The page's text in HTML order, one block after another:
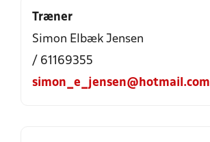
Træner
Simon Elbæk Jensen
/ 61169355
simon_e_jensen@hotmail.com